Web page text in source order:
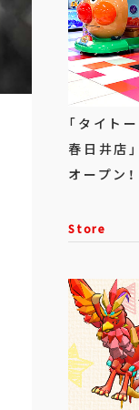
「タイト
春日井店
オープン！
Store